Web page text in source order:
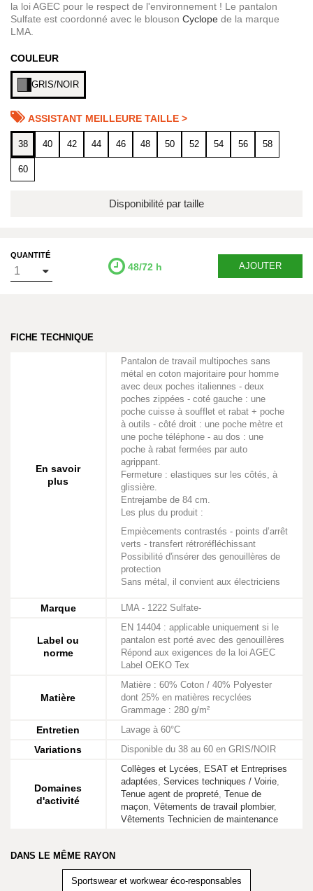
la loi AGEC pour le respect de l'environnement ! Le pantalon
Sulfate est coordonné avec le blouson Cyclope de la marque
LMA.
COULEUR
GRIS/NOIR
ASSISTANT MEILLEURE TAILLE >
38 40 42 44 46 48 50 52 54 56 58
60
Disponibilité par taille
QUANTITÉ
48/72 h AJOUTER
FICHE TECHNIQUE
En savoir
plus
Pantalon de travail multipoches sans
métal en coton majoritaire pour homme
avec deux poches italiennes - deux
poches zippées - coté gauche : une
poche cuisse à soufflet et rabat + poche
à outils - côté droit : une poche mètre et
une poche téléphone - au dos : une
poche à rabat fermées par auto
agrippant.
Fermeture : elastiques sur les côtés, à
glissière.
Entrejambe de 84 cm.
Les plus du produit :
Empiècements contrastés - points d’arrêt
verts - transfert rétroréfléchissant
Possibilité d'insérer des genouillères de
protection
Sans métal, il convient aux électriciens
Marque LMA - 1222 Sulfate-
Label ou
norme
EN 14404 : applicable uniquement si le
pantalon est porté avec des genouillères
Répond aux exigences de la loi AGEC
Label OEKO Tex
Matière
Matière : 60% Coton / 40% Polyester
dont 25% en matières recyclées
Grammage : 280 g/m²
Entretien Lavage à 60°C
Variations Disponible du 38 au 60 en GRIS/NOIR
Domaines
d'activité
Collèges et Lycées, ESAT et Entreprises
adaptées, Services techniques / Voirie,
Tenue agent de propreté, Tenue de
maçon, Vêtements de travail plombier,
Vêtements Technicien de maintenance
DANS LE MÊME RAYON
Sportswear et workwear éco-responsables